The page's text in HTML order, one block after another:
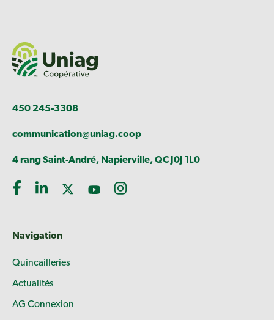
450 245-3308
communication@uniag.coop
4 rang Saint-André, Napierville, QC J0J 1L0
Navigation
Quincailleries
Actualités
AG Connexion